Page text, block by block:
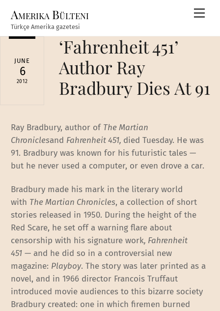
content
Amerika Bülteni
Türkçe Amerika gazetesi
JUNE
6
2012
‘Fahrenheit 451’
Author Ray
Bradbury Dies At 91
Ray Bradbury, author of The Martian
Chroniclesand Fahrenheit 451, died Tuesday. He was
91. Bradbury was known for his futuristic tales —
but he never used a computer, or even drove a car.
Bradbury made his mark in the literary world
with The Martian Chronicles, a collection of short
stories released in 1950. During the height of the
Red Scare, he set off a warning flare about
censorship with his signature work, Fahrenheit
451 — and he did so in a controversial new
magazine: Playboy. The story was later printed as a
novel, and in 1966 director Francois Truffaut
introduced movie audiences to this bizarre society
Bradbury created: one in which firemen burned